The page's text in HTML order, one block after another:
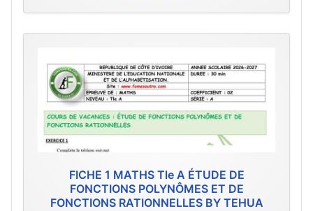
FICHE 1 MATHS Tle A ÉTUDE DE
FONCTIONS POLYNÔMES ET DE
FONCTIONS RATIONNELLES BY TEHUA